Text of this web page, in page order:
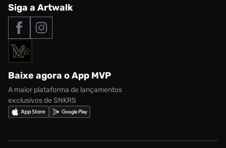
Outlet
Roupas
Acessórios
Marcas
adidas Samba
Nike Air Max
adidas Adi2000
adidas Campus
Nike Shox
Seja um franqueado
Nossas lojas
Termos de uso
Política de privacidade
Regulamento CRM/ CASHBACK
Regulamento Cupom
Central de Relacionamento
Tipos de entrega
Formas de Pagamento
Solicite seus dados
Siga a Artwalk
Baixe agora o App MVP
A maior plataforma de lançamentos
exclusivos de SNKRS